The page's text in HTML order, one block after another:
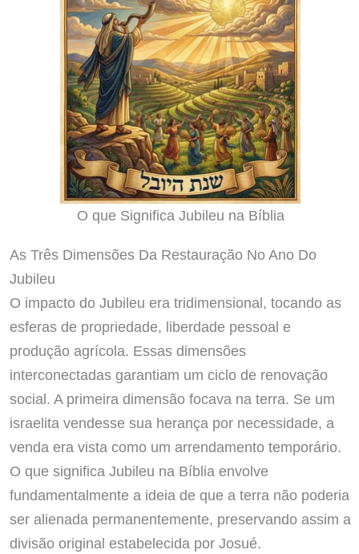
O que Significa Jubileu na Bíblia
As Três Dimensões Da Restauração No Ano Do
Jubileu
O impacto do Jubileu era tridimensional, tocando as
esferas de propriedade, liberdade pessoal e
produção agrícola. Essas dimensões
interconectadas garantiam um ciclo de renovação
social. A primeira dimensão focava na terra. Se um
israelita vendesse sua herança por necessidade, a
venda era vista como um arrendamento temporário.
O que significa Jubileu na Bíblia envolve
fundamentalmente a ideia de que a terra não poderia
ser alienada permanentemente, preservando assim a
divisão original estabelecida por Josué.